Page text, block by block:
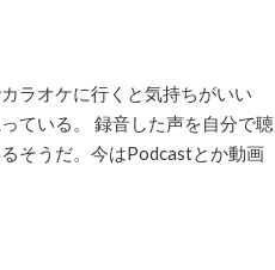
ラオケに行くと気持ちがいい
ている。 録音した声を自分で聴
そうだ。今はPodcastとか動画